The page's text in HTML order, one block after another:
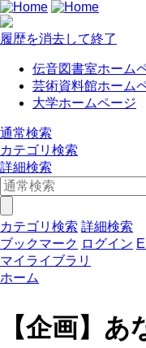
履歴を消去して終了
伝音図書室ホーム
芸術資料館ホーム
大学ホームページ
通常検索
カテゴリ検索
詳細検索
カテゴリ検索 詳細検索
ブックマーク ログイン
マイライブラリ
ホーム
【企画】